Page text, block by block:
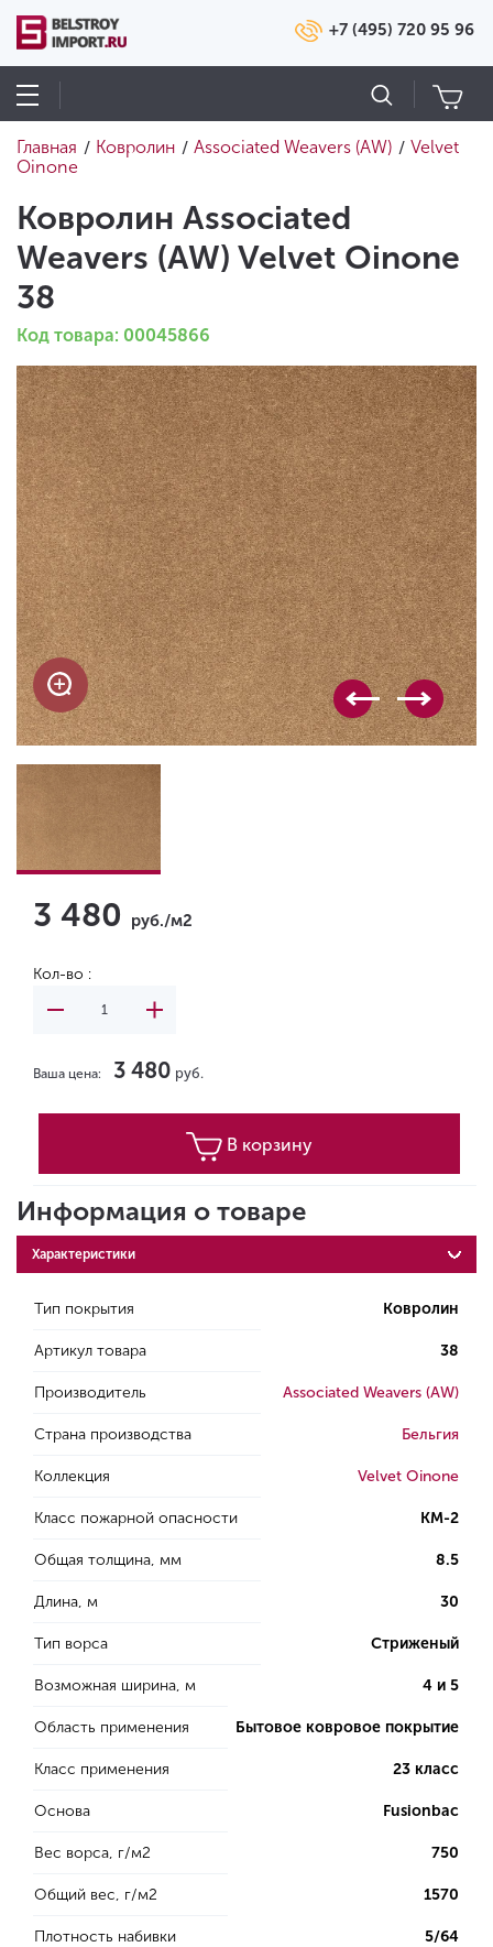
+7 (495) 720 95 96
Главная / Ковролин / Associated Weavers (AW) / Velvet
Oinone
Ковролин Associated
Weavers (AW) Velvet Oinone
38
Код товара: 00045866
3 480 руб./м2
Кол-во :
Ваша цена: 3 480 руб.
В корзину
Информация о товаре
Характеристики
Тип покрытия Ковролин
Артикул товара 38
Производитель Associated Weavers (AW)
Страна производства Бельгия
Коллекция Velvet Oinone
Класс пожарной опасности КМ-2
Общая толщина, мм 8.5
Длина, м 30
Тип ворса Стриженый
Возможная ширина, м 4 и 5
Область применения Бытовое ковровое покрытие
Класс применения 23 класс
Основа Fusionbac
Вес ворса, г/м2 750
Общий вес, г/м2 1570
Плотность набивки 5/64